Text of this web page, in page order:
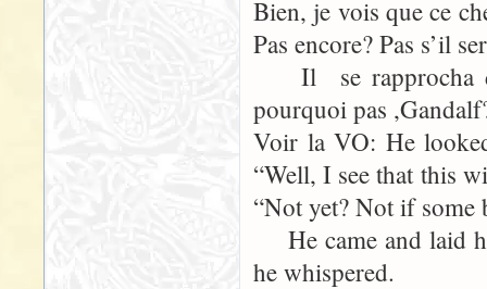
Bien, je vois que ce
Pas encore? Pas s’il
Il se rapprocha
pourquoi pas
Voir la VO: He
“Well, I see that this
“Not yet? Not if some
He came and laid
he whispered.